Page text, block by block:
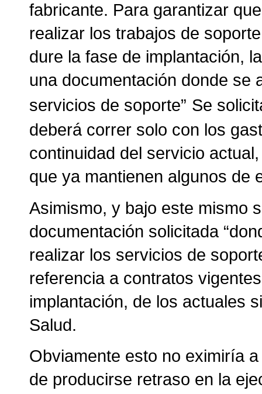
fabricante. Para garantizar
realizar los trabajos de
dure la fase de implantación,
una documentación donde se
servicios de soporte” Se
deberá correr solo con los
continuidad del servicio
que ya mantienen algunos de
Asimismo, y bajo este mismo
documentación solicitada
realizar los servicios de
referencia a contratos
implantación, de los actuales
Salud.
Obviamente esto no eximiría
de producirse retraso en la